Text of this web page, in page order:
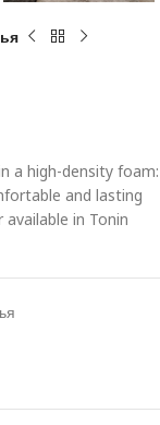
a high-density foam:
and lasting
in Tonin